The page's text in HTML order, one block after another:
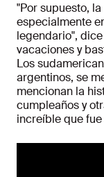
"Por supuesto,
especialmente
legendario",
vacaciones y
Los
argentinos, se
mencionan la
cumpleaños y
increíble que